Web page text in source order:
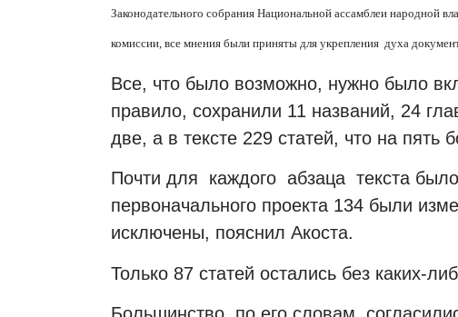
Законодательного собрания Национальной ассамблеи народной
комиссии, все мнения были приняты для укрепления духа
Все, что было возможно, нужно было
правило, сохранили 11 названий, 24
две, а в тексте 229 статей, что на пять
Почти для каждого абзаца текста
первоначального проекта 134 были
исключены, пояснил Акоста.
Только 87 статей остались без каких-